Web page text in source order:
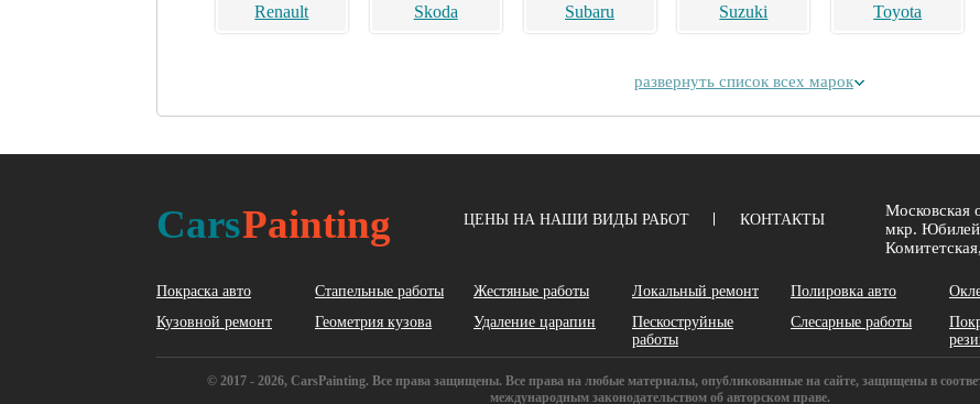
Renault Skoda Subaru Suzuki Toyota
BYD Cadillac Chery Chrysler Daihatsu
развернуть список всех марок
CarsPainting ЦЕНЫ НА НАШИ ВИДЫ РАБОТ КОНТАКТЫ
Московская
мкр.
Покраска авто Стапельные работы Жестяные работы Локальный ремонт Полировка авто
Кузовной ремонт
Геометрия кузова Удаление царапин
Пескоструйные
работы
Слесарные работы
© 2017 - 2026, CarsPainting. Все права защищены. Все права на любые материалы, опубликованные на сайте, защищены в
международным законодательством об авторском праве.